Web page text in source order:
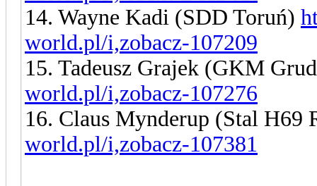
14. Wayne Kadi (SDD Toruń)
world.pl/i,zobacz-107209
15. Tadeusz Grajek (GKM
world.pl/i,zobacz-107276
16. Claus Mynderup (Stal H69
world.pl/i,zobacz-107381